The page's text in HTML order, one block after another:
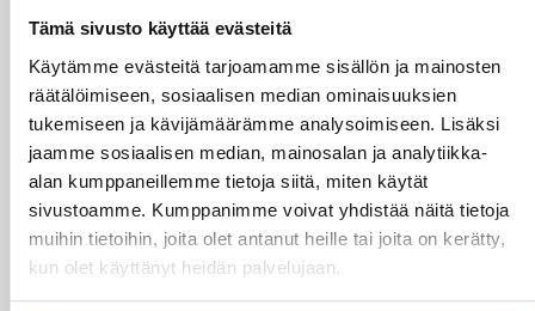
Tämä sivusto käyttää evästeitä
Käytämme evästeitä tarjoamamme sisällön ja mainosten
räätälöimiseen, sosiaalisen median ominaisuuksien
tukemiseen ja kävijämäärämme analysoimiseen. Lisäksi
jaamme sosiaalisen median, mainosalan ja analytiikka-
alan kumppaneillemme tietoja siitä, miten käytät
sivustoamme. Kumppanimme voivat yhdistää näitä tietoja
muihin tietoihin, joita olet antanut heille tai joita on kerätty,
kun olet käyttänyt heidän palvelujaan.
Daniel Dolenc KTP-Basketin
haaviin
Dolenc on rakentanut pitkän ammattilaisuran
Suomen lisäksi Ranskassa, Itävallassa,
Liettuassa, Romaniassa, Bosniassa ja viimeksi
Islannissa.